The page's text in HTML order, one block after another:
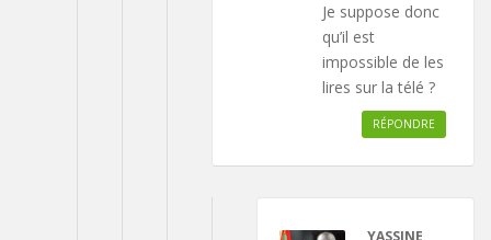
Je suppose donc
qu’il est
impossible de les
lires sur la télé ?
RÉPONDRE